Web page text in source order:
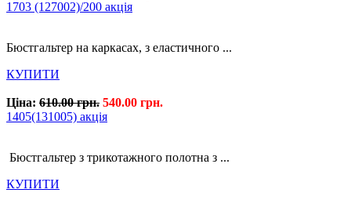
1703 (127002)/200 акція
Бюстгальтер на каркасах, з еластичного ...
КУПИТИ
Ціна: 610.00 грн. 540.00 грн.
1405(131005) акція
Бюстгальтер з трикотажного полотна з ...
КУПИТИ